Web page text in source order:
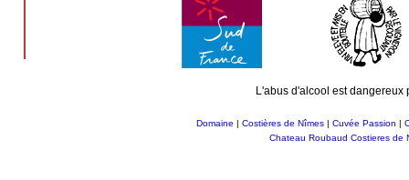
L'abus d'alcool est dangereux
Domaine | Costières de Nîmes | Cuvée Passion |
Chateau Roubaud Costieres de